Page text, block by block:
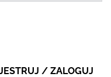
/ ZALOGUJ